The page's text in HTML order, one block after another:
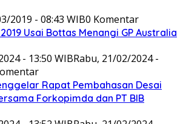
2019 - 08:43 WIB0 Komentar
Usai Bottas Menangi GP Australia
- 13:50 WIBRabu, 21/02/2024 -
Rapat Pembahasan Desai
Forkopimda dan PT BIB